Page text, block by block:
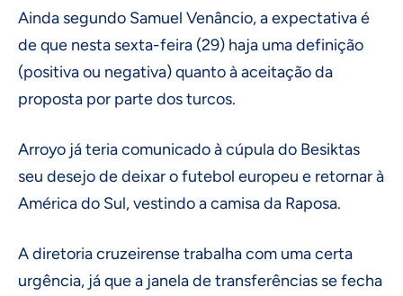
Ainda segundo Samuel Venâncio, a expectativa é
de que nesta sexta-feira (29) haja uma definição
(positiva ou negativa) quanto à aceitação da
proposta por parte dos turcos.
Arroyo já teria comunicado à cúpula do Besiktas
seu desejo de deixar o futebol europeu e retornar à
América do Sul, vestindo a camisa da Raposa.
A diretoria cruzeirense trabalha com uma certa
urgência, já que a janela de transferências se fecha